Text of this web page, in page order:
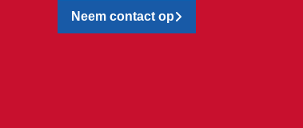
Neem contact op